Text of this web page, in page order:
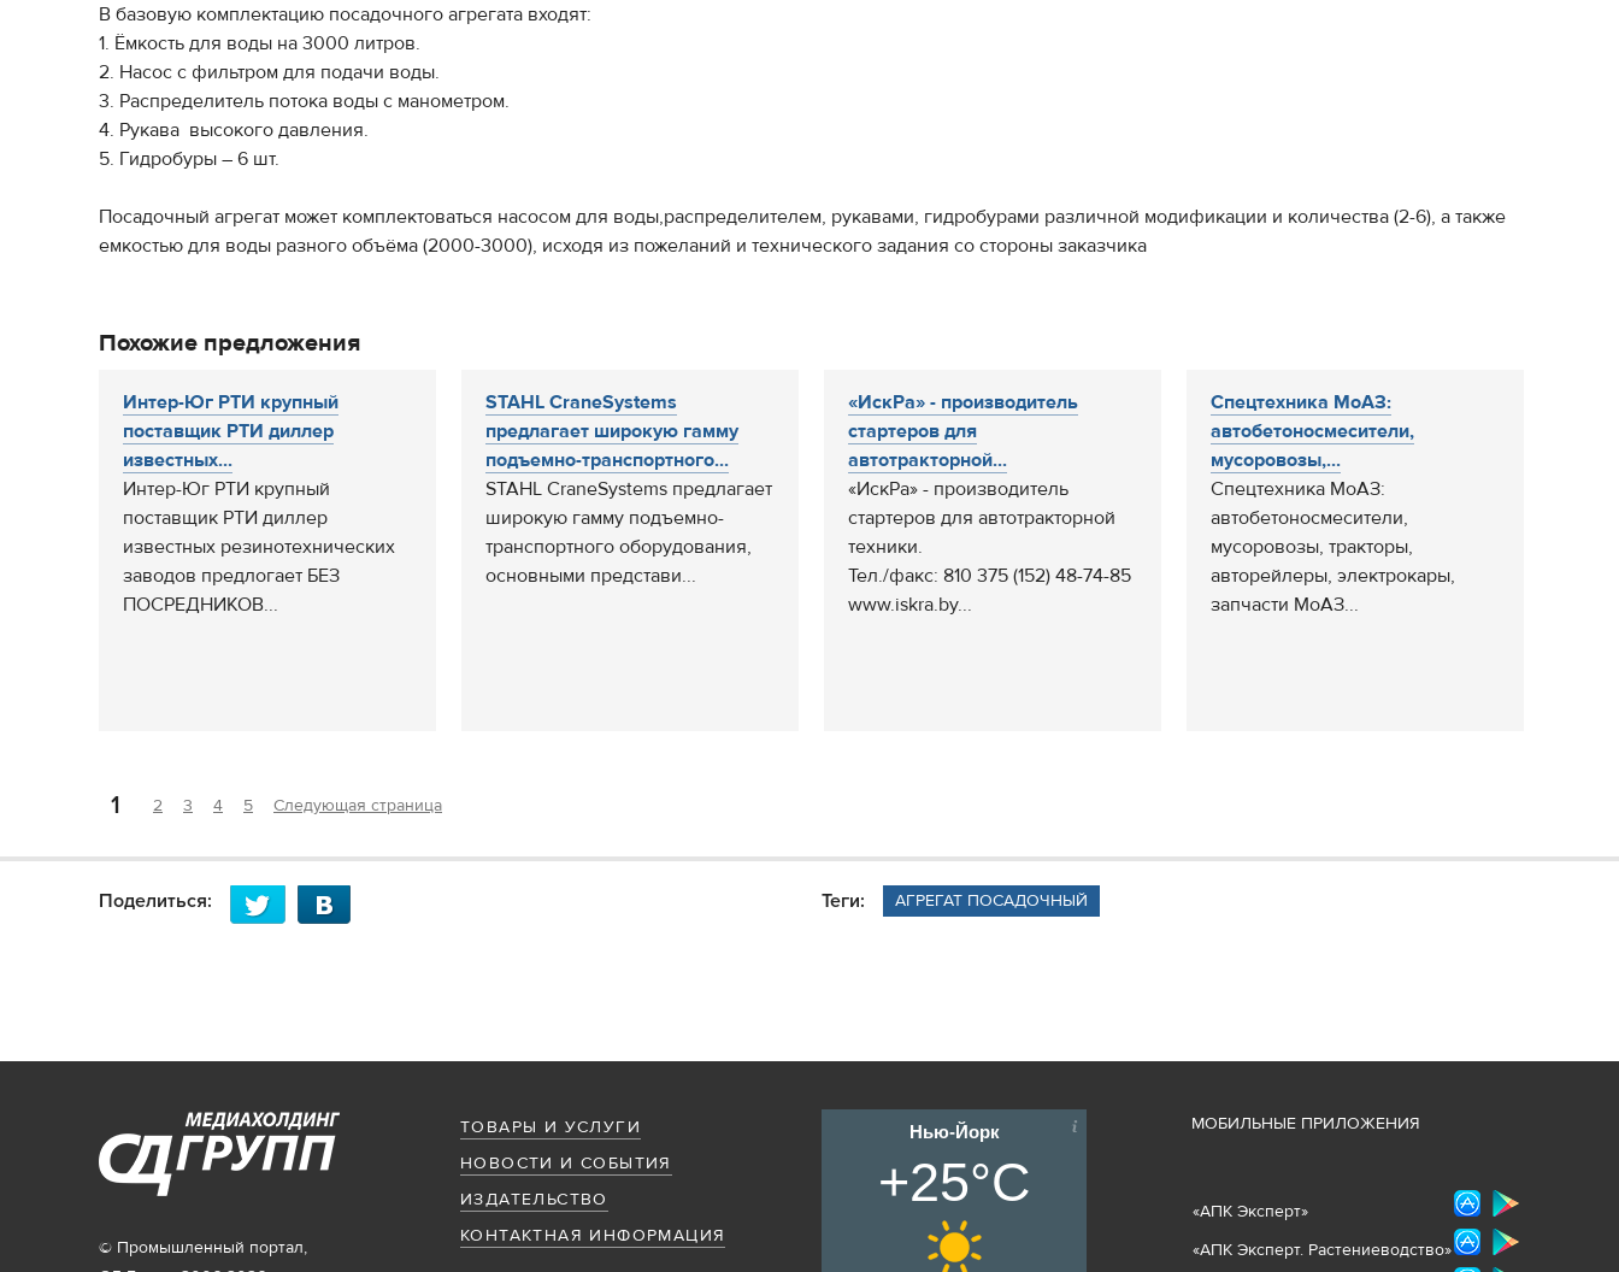
В базовую комплектацию посадочного агрегата входят:
1. Ёмкость для воды на 3000 литров.
2. Насос с фильтром для подачи воды.
3. Распределитель потока воды с манометром.
4. Рукава высокого давления.
5. Гидробуры – 6 шт.
Посадочный агрегат может комплектоваться насосом для воды,распределителем, рукавами, гидробурами различной модификации и количества (2-6), а также
емкостью для воды разного объёма (2000-3000), исходя из пожеланий и технического задания со стороны заказчика
Похожие предложения
Интер-Юг РТИ крупный
поставщик РТИ диллер
известных...
Интер-Юг РТИ крупный
поставщик РТИ диллер
известных резинотехнических
заводов предлогает БЕЗ
ПОСРЕДНИКОВ...
STAHL CraneSystems
предлагает широкую гамму
подъемно-транспортного...
STAHL CraneSystems предлагает
широкую гамму подъемно-
транспортного оборудования,
основными представи...
«ИскРа» - производитель
стартеров для
автотракторной...
«ИскРа» - производитель
стартеров для автотракторной
техники.
Тел./факс: 810 375 (152) 48-74-85
www.iskra.by...
Спецтехника МоАЗ:
автобетоносмесители,
мусоровозы,...
Спецтехника МоАЗ:
автобетоносмесители,
мусоровозы, тракторы,
авторейлеры, электрокары,
запчасти МоАЗ...
1 2 3 4 5 Следующая страница
Поделиться: Теги: АГРЕГАТ ПОСАДОЧНЫЙ
ТОВАРЫ И УСЛУГИ
НОВОСТИ И СОБЫТИЯ
ИЗДАТЕЛЬСТВО
КОНТАКТНАЯ ИНФОРМАЦИЯ
© Промышленный портал,
Нью-Йорк
+25°C
МОБИЛЬНЫЕ ПРИЛОЖЕНИЯ
«АПК Эксперт»
«АПК Эксперт. Растениеводство»